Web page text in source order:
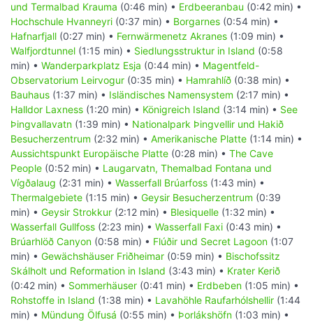
und Termalbad Krauma (0:46 min) • Erdbeeranbau (0:42 min) •
Hochschule Hvanneyri (0:37 min) • Borgarnes (0:54 min) •
Hafnarfjall (0:27 min) • Fernwärmenetz Akranes (1:09 min) •
Walfjordtunnel (1:15 min) • Siedlungsstruktur in Island (0:58
min) • Wanderparkplatz Esja (0:44 min) • Magentfeld-
Observatorium Leirvogur (0:35 min) • Hamrahlíð (0:38 min) •
Bauhaus (1:37 min) • Isländisches Namensystem (2:17 min) •
Halldor Laxness (1:20 min) • Königreich Island (3:14 min) • See
Þingvallavatn (1:39 min) • Nationalpark Þingvellir und Hakið
Besucherzentrum (2:32 min) • Amerikanische Platte (1:14 min) •
Aussichtspunkt Europäische Platte (0:28 min) • The Cave
People (0:52 min) • Laugarvatn, Themalbad Fontana und
Vígðalaug (2:31 min) • Wasserfall Brúarfoss (1:43 min) •
Thermalgebiete (1:15 min) • Geysir Besucherzentrum (0:39
min) • Geysir Strokkur (2:12 min) • Blesiquelle (1:32 min) •
Wasserfall Gullfoss (2:23 min) • Wasserfall Faxi (0:43 min) •
Brúarhlöð Canyon (0:58 min) • Flúðir und Secret Lagoon (1:07
min) • Gewächshäuser Friðheimar (0:59 min) • Bischofssitz
Skálholt und Reformation in Island (3:43 min) • Krater Kerið
(0:42 min) • Sommerhäuser (0:41 min) • Erdbeben (1:05 min) •
Rohstoffe in Island (1:38 min) • Lavahöhle Raufarhólshellir (1:44
min) • Mündung Ölfusá (0:55 min) • Þorlákshöfn (1:03 min) •